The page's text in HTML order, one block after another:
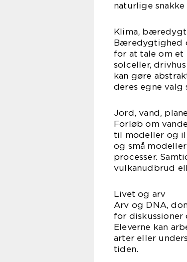
naturlige
Klima,
Bæredygtighed
for at tale om et
solceller,
kan gøre
deres egne valg
Jord, vand,
Forløb om
til modeller og
og små
processer.
vulkanudbrud
Livet og arv
Arv og DNA,
for diskussioner
Eleverne kan
arter eller
tiden.